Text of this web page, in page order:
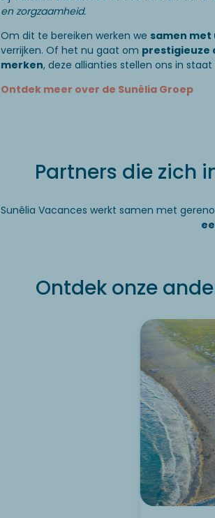
en zorgzaamheid.
Om dit te bereiken werken we samen
verrijken. Of het nu gaat om prestigieuze
merken, deze allianties stellen ons in
Ontdek meer over de Sunêlia Groep
Partners die zich
Sunêlia Vacances werkt samen met
Ontdek onze